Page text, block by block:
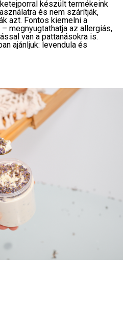
készült termékeink
és nem szárítják,
azt. Fontos kiemelni a
megnyugtathatja az allergiás,
van a pattanásokra is.
ajánljuk: levendula és